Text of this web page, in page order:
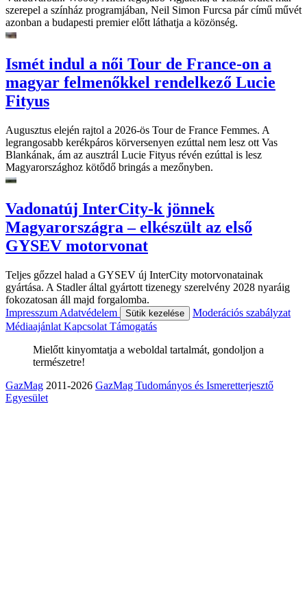
szerepel a színház programjában, Neil Simon Furcsa pár című művét
azonban a budapesti premier előtt láthatja a közönség.
Ismét indul a női Tour de France-on a
magyar felmenőkkel rendelkező Lucie
Fityus
Augusztus elején rajtol a 2026-ös Tour de France Femmes. A
legrangosabb kerékpáros körversenyen ezúttal nem lesz ott Vas
Blankának, ám az ausztrál Lucie Fityus révén ezúttal is lesz
Magyarországhoz kötődő bringás a mezőnyben.
Vadonatúj InterCity-k jönnek
Magyarországra – elkészült az első
GYSEV motorvonat
Teljes gőzzel halad a GYSEV új InterCity motorvonatainak
gyártása. A Stadler által gyártott tizenegy szerelvény 2028 nyaráig
fokozatosan áll majd forgalomba.
Impresszum Adatvédelem Sütik kezelése
Moderációs szabályzat
Médiaajánlat Kapcsolat Támogatás
Mielőtt kinyomtatja a weboldal tartalmát, gondoljon a
természetre!
GazMag 2011-2026 GazMag Tudományos és Ismeretterjesztő
Egyesület